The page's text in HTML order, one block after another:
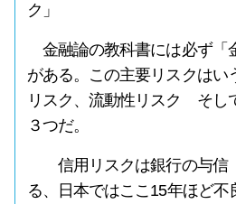
ク」
金融論の教科書には必ず「
がある。この主要リスクはい
リスク、流動性リスク そ
３つだ。
信用リスクは銀行の与信
る、日本ではここ15年ほど